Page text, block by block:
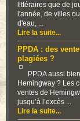
littéraires que de
l'année, de villes
d'eau, ...
Lire la suite...
PPDA : des
plagiées ?
PPDA aussi
Hemingway ? Les
ventes de
jusqu’à l’excès ...
Lire la suite...